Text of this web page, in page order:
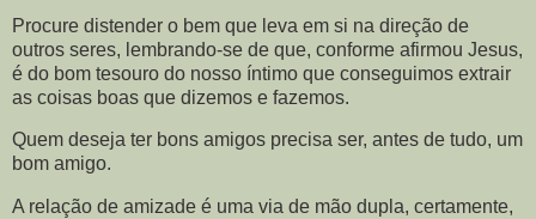
Procure distender o bem que leva em si na direção de
outros seres, lembrando-se de que, conforme afirmou Jesus,
é do bom tesouro do nosso íntimo que conseguimos extrair
as coisas boas que dizemos e fazemos.
Quem deseja ter bons amigos precisa ser, antes de tudo, um
bom amigo.
A relação de amizade é uma via de mão dupla, certamente,